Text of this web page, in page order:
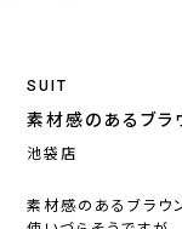
SUIT
素材感のあるブラ
池袋店
素材感のあるブラウ